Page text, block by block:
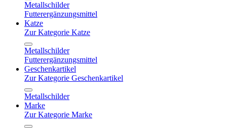
Metallschilder
Futterergänzungsmittel
Katze
Zur Kategorie Katze
Metallschilder
Futterergänzungsmittel
Geschenkartikel
Zur Kategorie Geschenkartikel
Metallschilder
Marke
Zur Kategorie Marke